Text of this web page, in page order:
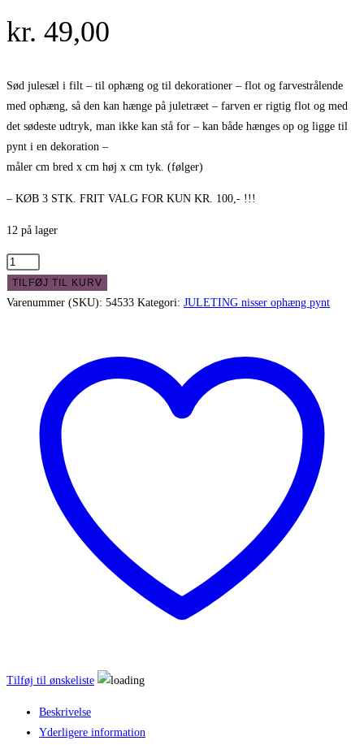
kr. 49,00
Sød julesæl i filt – til ophæng og til dekorationer – flot og farvestrålende
med ophæng, så den kan hænge på juletræet – farven er rigtig flot og med
det sødeste udtryk, man ikke kan stå for – kan både hænges op og ligge til
pynt i en dekoration –
måler cm bred x cm høj x cm tyk. (følger)
– KØB 3 STK. FRIT VALG FOR KUN KR. 100,- !!!
12 på lager
Sød
Julesæl
i
dekorationer
TILFØJ TIL KURV
Varenummer (SKU): 54533 Kategori: JULETING nisser ophæng pynt
Tilføj til ønskeliste
Beskrivelse
Yderligere information